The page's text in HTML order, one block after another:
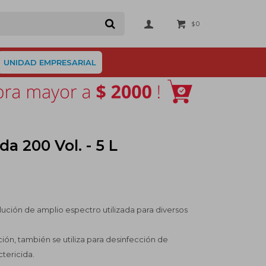
UNIDAD EMPRESARIAL
$0
200 Vol. - 5 L
de amplio espectro utilizada para diversos
también se utiliza para desinfección de